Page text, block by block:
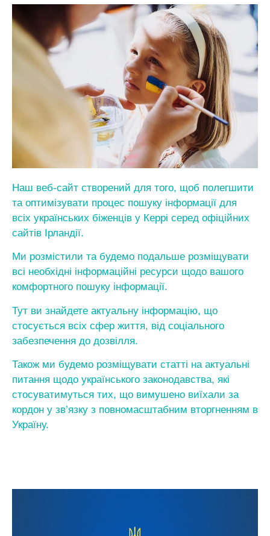
Наш веб-сайт створений для того, щоб полегшити
та оптимізувати процес пошуку інформації для
всіх українських біженців у Керрі серед офіційних
сайтів Ірландії.
Ми розмістили та будемо подальше розміщувати
всі необхідні інформаційні ресурси щодо вашого
комфортного пошуку інформації.
Тут ви знайдете актуальну інформацію, що
стосується всіх сфер життя, від соціального
забезпечення до дозвілля.
Також ми будемо розміщувати статті на актуальні
питання щодо українського законодавства, які
стосуватимуться тих, що вимушено виїхали за
кордон у зв’язку з повномасштабним вторгненням в
Україну.